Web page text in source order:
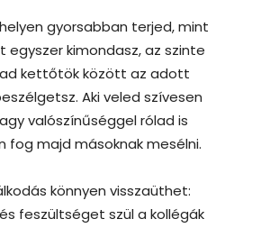
gyorsabban terjed, mint
egyszer kimondasz, az szinte
kettőtök között az adott
Aki veled szívesen
valószínűséggel rólad is
fog majd másoknak mesélni.
könnyen visszaüthet:
feszültséget szül a kollégák